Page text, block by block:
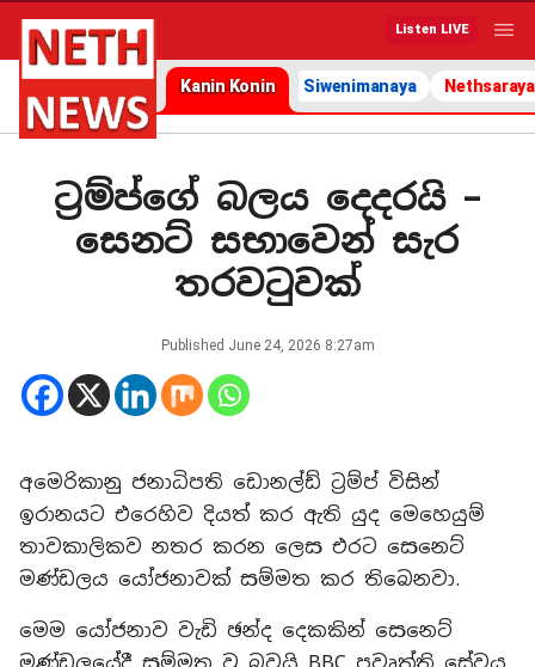
Listen LIVE
Kanin Konin Siwenimanaya Nethsaraya
ට්‍රම්ප්ගේ බලය දෙදරයි –
සෙනට් සභාවෙන් සැර
තරවටුවක්
Published June 24, 2026 8:27am
අමෙරිකානු ජනාධිපති ඩොනල්ඩ් ට්‍රම්ප් විසින්
ඉරානයට එරෙහිව දියත් කර ඇති යුද මෙහෙයුම්
තාවකාලිකව නතර කරන ලෙස එරට සෙනෙට්
මණ්ඩලය යෝජනාවක් සම්මත කර තිබෙනවා.
මෙම යෝජනාව වැඩි ඡන්ද දෙකකින් සෙනෙට්